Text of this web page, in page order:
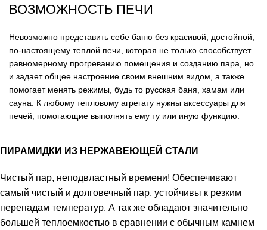
ВОЗМОЖНОСТЬ ПЕЧИ
Невозможно представить себе баню без красивой, достойной,
по-настоящему теплой печи, которая не только способствует
равномерному прогреванию помещения и созданию пара, но
и задает общее настроение своим внешним видом, а также
помогает менять режимы, будь то русская баня, хамам или
сауна. К любому тепловому агрегату нужны аксессуары для
печей, помогающие выполнять ему ту или иную функцию.
ПИРАМИДКИ ИЗ НЕРЖАВЕЮЩЕЙ СТАЛИ
Чистый пар, неподвластный времени! Обеспечивают
самый чистый и долговечный пар, устойчивы к резким
перепадам температур. А так же обладают значительно
большей теплоемкостью в сравнении с обычным камнем